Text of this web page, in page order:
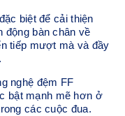
biệt để cải thiện
động bàn chân về
tiếp mượt mà và đầy
nghệ đệm FF
bật mạnh mẽ hơn ở
các cuộc đua.​